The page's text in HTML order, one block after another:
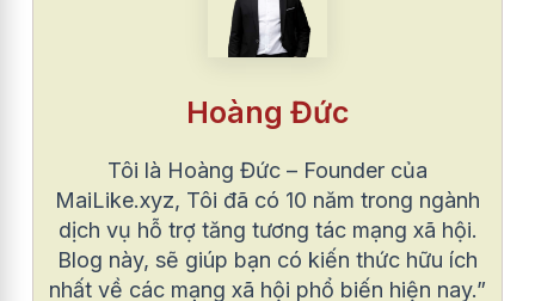
Hoàng Đức
Tôi là Hoàng Đức – Founder của
MaiLike.xyz, Tôi đã có 10 năm trong ngành
dịch vụ hỗ trợ tăng tương tác mạng xã hội.
Blog này, sẽ giúp bạn có kiến thức hữu ích
nhất về các mạng xã hội phổ biến hiện nay.”